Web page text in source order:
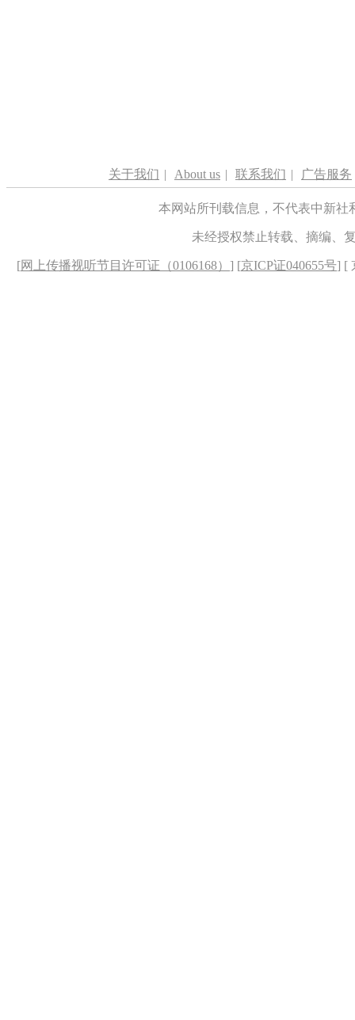
关于我们 | About us | 联系我们 | 广告服务
本网站所刊载信息，不代表中新
未经授权禁止转载、摘编、
[网上传播视听节目许可证（0106168） ] [京ICP证040655号] [